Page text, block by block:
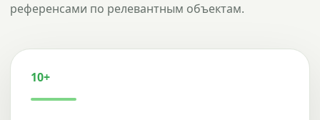
референсами по релевантным объектам.
10+